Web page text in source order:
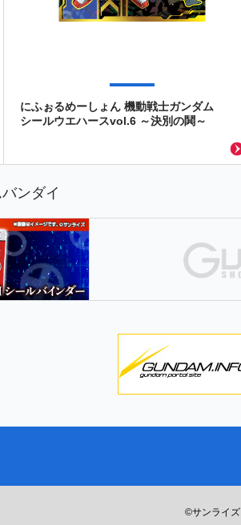
にふぉるめーしょん 機動戦士ガンダム
シールウエハースvol.6 ～決別の鬨～
ンダイ
©サンライズ